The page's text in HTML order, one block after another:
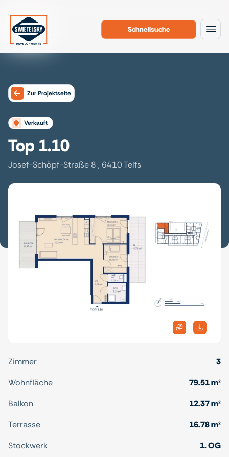
Zum Inhalt Schnellsuche
Zur Projektseite
verkauft
Top 1.10
Josef-Schöpf-Straße 8 , 6410 Telfs
Zimmer
3
Wohnfläche
79.51 m²
Balkon
12.37 m²
Terrasse
16.78 m²
Stockwerk
1. OG